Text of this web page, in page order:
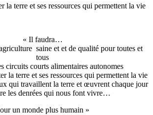
la terre et ses ressources qui permettent la vie
« Il faudra…
saine et et de qualité pour toutes et
tous
circuits courts alimentaires autonomes
la terre et ses ressources qui permettent la vie
qui travaillent la terre et œuvrent chaque jour
les denrées qui nous font vivre…
un monde plus humain »